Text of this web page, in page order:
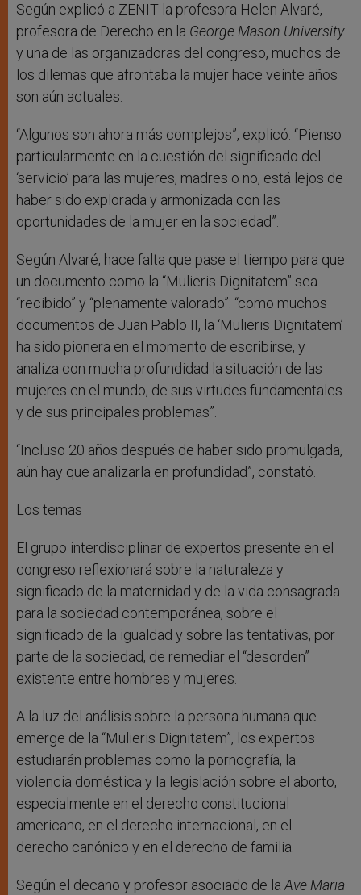
Según explicó a ZENIT la profesora Helen Alvaré,
profesora de Derecho en la George Mason University
y una de las organizadoras del congreso, muchos de
los dilemas que afrontaba la mujer hace veinte años
son aún actuales.
“Algunos son ahora más complejos”, explicó. “Pienso
particularmente en la cuestión del significado del
‘servicio’ para las mujeres, madres o no, está lejos de
haber sido explorada y armonizada con las
oportunidades de la mujer en la sociedad”.
Según Alvaré, hace falta que pase el tiempo para que
un documento como la “Mulieris Dignitatem” sea
“recibido” y “plenamente valorado”: “como muchos
documentos de Juan Pablo II, la ‘Mulieris Dignitatem’
ha sido pionera en el momento de escribirse, y
analiza con mucha profundidad la situación de las
mujeres en el mundo, de sus virtudes fundamentales
y de sus principales problemas”.
“Incluso 20 años después de haber sido promulgada,
aún hay que analizarla en profundidad”, constató.
Los temas
El grupo interdisciplinar de expertos presente en el
congreso reflexionará sobre la naturaleza y
significado de la maternidad y de la vida consagrada
para la sociedad contemporánea, sobre el
significado de la igualdad y sobre las tentativas, por
parte de la sociedad, de remediar el “desorden”
existente entre hombres y mujeres.
A la luz del análisis sobre la persona humana que
emerge de la “Mulieris Dignitatem”, los expertos
estudiarán problemas como la pornografía, la
violencia doméstica y la legislación sobre el aborto,
especialmente en el derecho constitucional
americano, en el derecho internacional, en el
derecho canónico y en el derecho de familia.
Según el decano y profesor asociado de laAve Maria